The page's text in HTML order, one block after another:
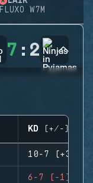
FLUXO W7M
7 : 2
KD (+/-)
10-7 (+3)
6-7 (-1)